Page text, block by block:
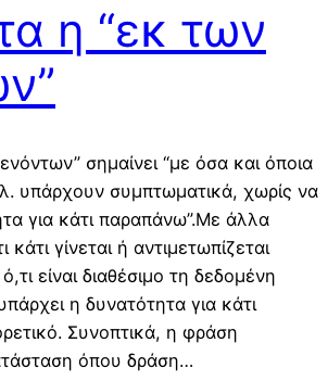
η “εκ των
σημαίνει “με όσα και όποια
υπάρχουν συμπτωματικά, χωρίς να
για κάτι παραπάνω”.Με άλλα
κάτι γίνεται ή αντιμετωπίζεται
είναι διαθέσιμο τη δεδομένη
η δυνατότητα για κάτι
Συνοπτικά, η φράση
όπου δράση…